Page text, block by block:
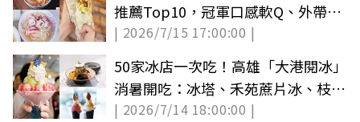
推薦Top10，冠軍口感軟Q、外帶也
好吃
| 2026/7/15 17:00:00 |
50家冰店一次吃！高雄「大港閱冰」
消暑開吃：冰塔、禾苑蔗片冰、枝仔
冰城
| 2026/7/14 18:00:00 |